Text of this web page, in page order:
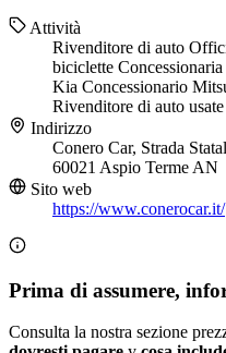
Attività
Rivenditore di auto
biciclette
Kia Concessionario
Rivenditore di auto usate
Indirizzo
Conero Car, Strada
60021 Aspio Terme AN
Sito web
https://www.conerocar.it/
Prima di assumere,
Consulta la nostra sezione